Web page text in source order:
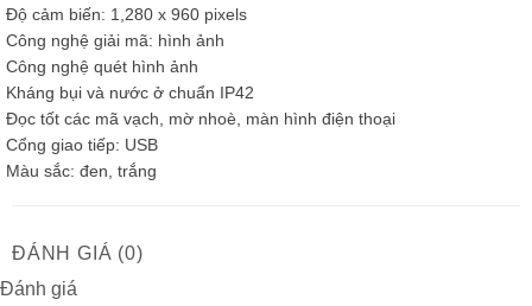
Độ cảm biến: 1,280 x 960 pixels
Công nghệ giải mã: hình ảnh
Công nghệ quét hình ảnh
Kháng bụi và nước ở chuẩn IP42
Đọc tốt các mã vạch, mờ nhoè, màn hình điện thoại
Cổng giao tiếp: USB
Màu sắc: đen, trắng
ĐÁNH GIÁ (0)
Đánh giá